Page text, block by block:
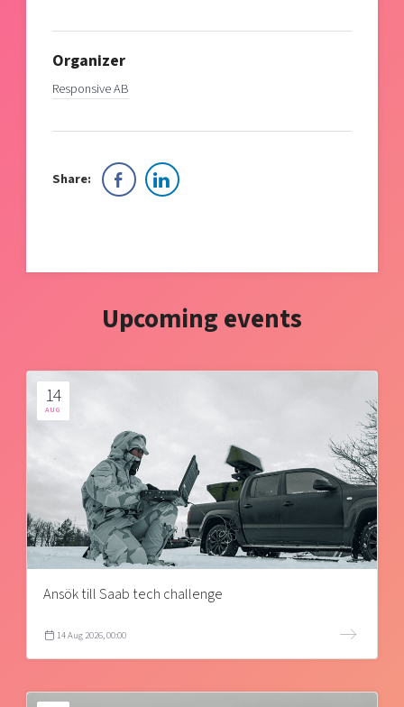
Organizer
Responsive AB
Share:
Upcoming events
14
AUG
Ansök till Saab tech challenge
14 Aug 2026, 00:00